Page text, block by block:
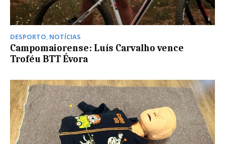
DESPORTO, NOTÍCIAS
Campomaiorense: Luís Carvalho vence
Troféu BTT Évora